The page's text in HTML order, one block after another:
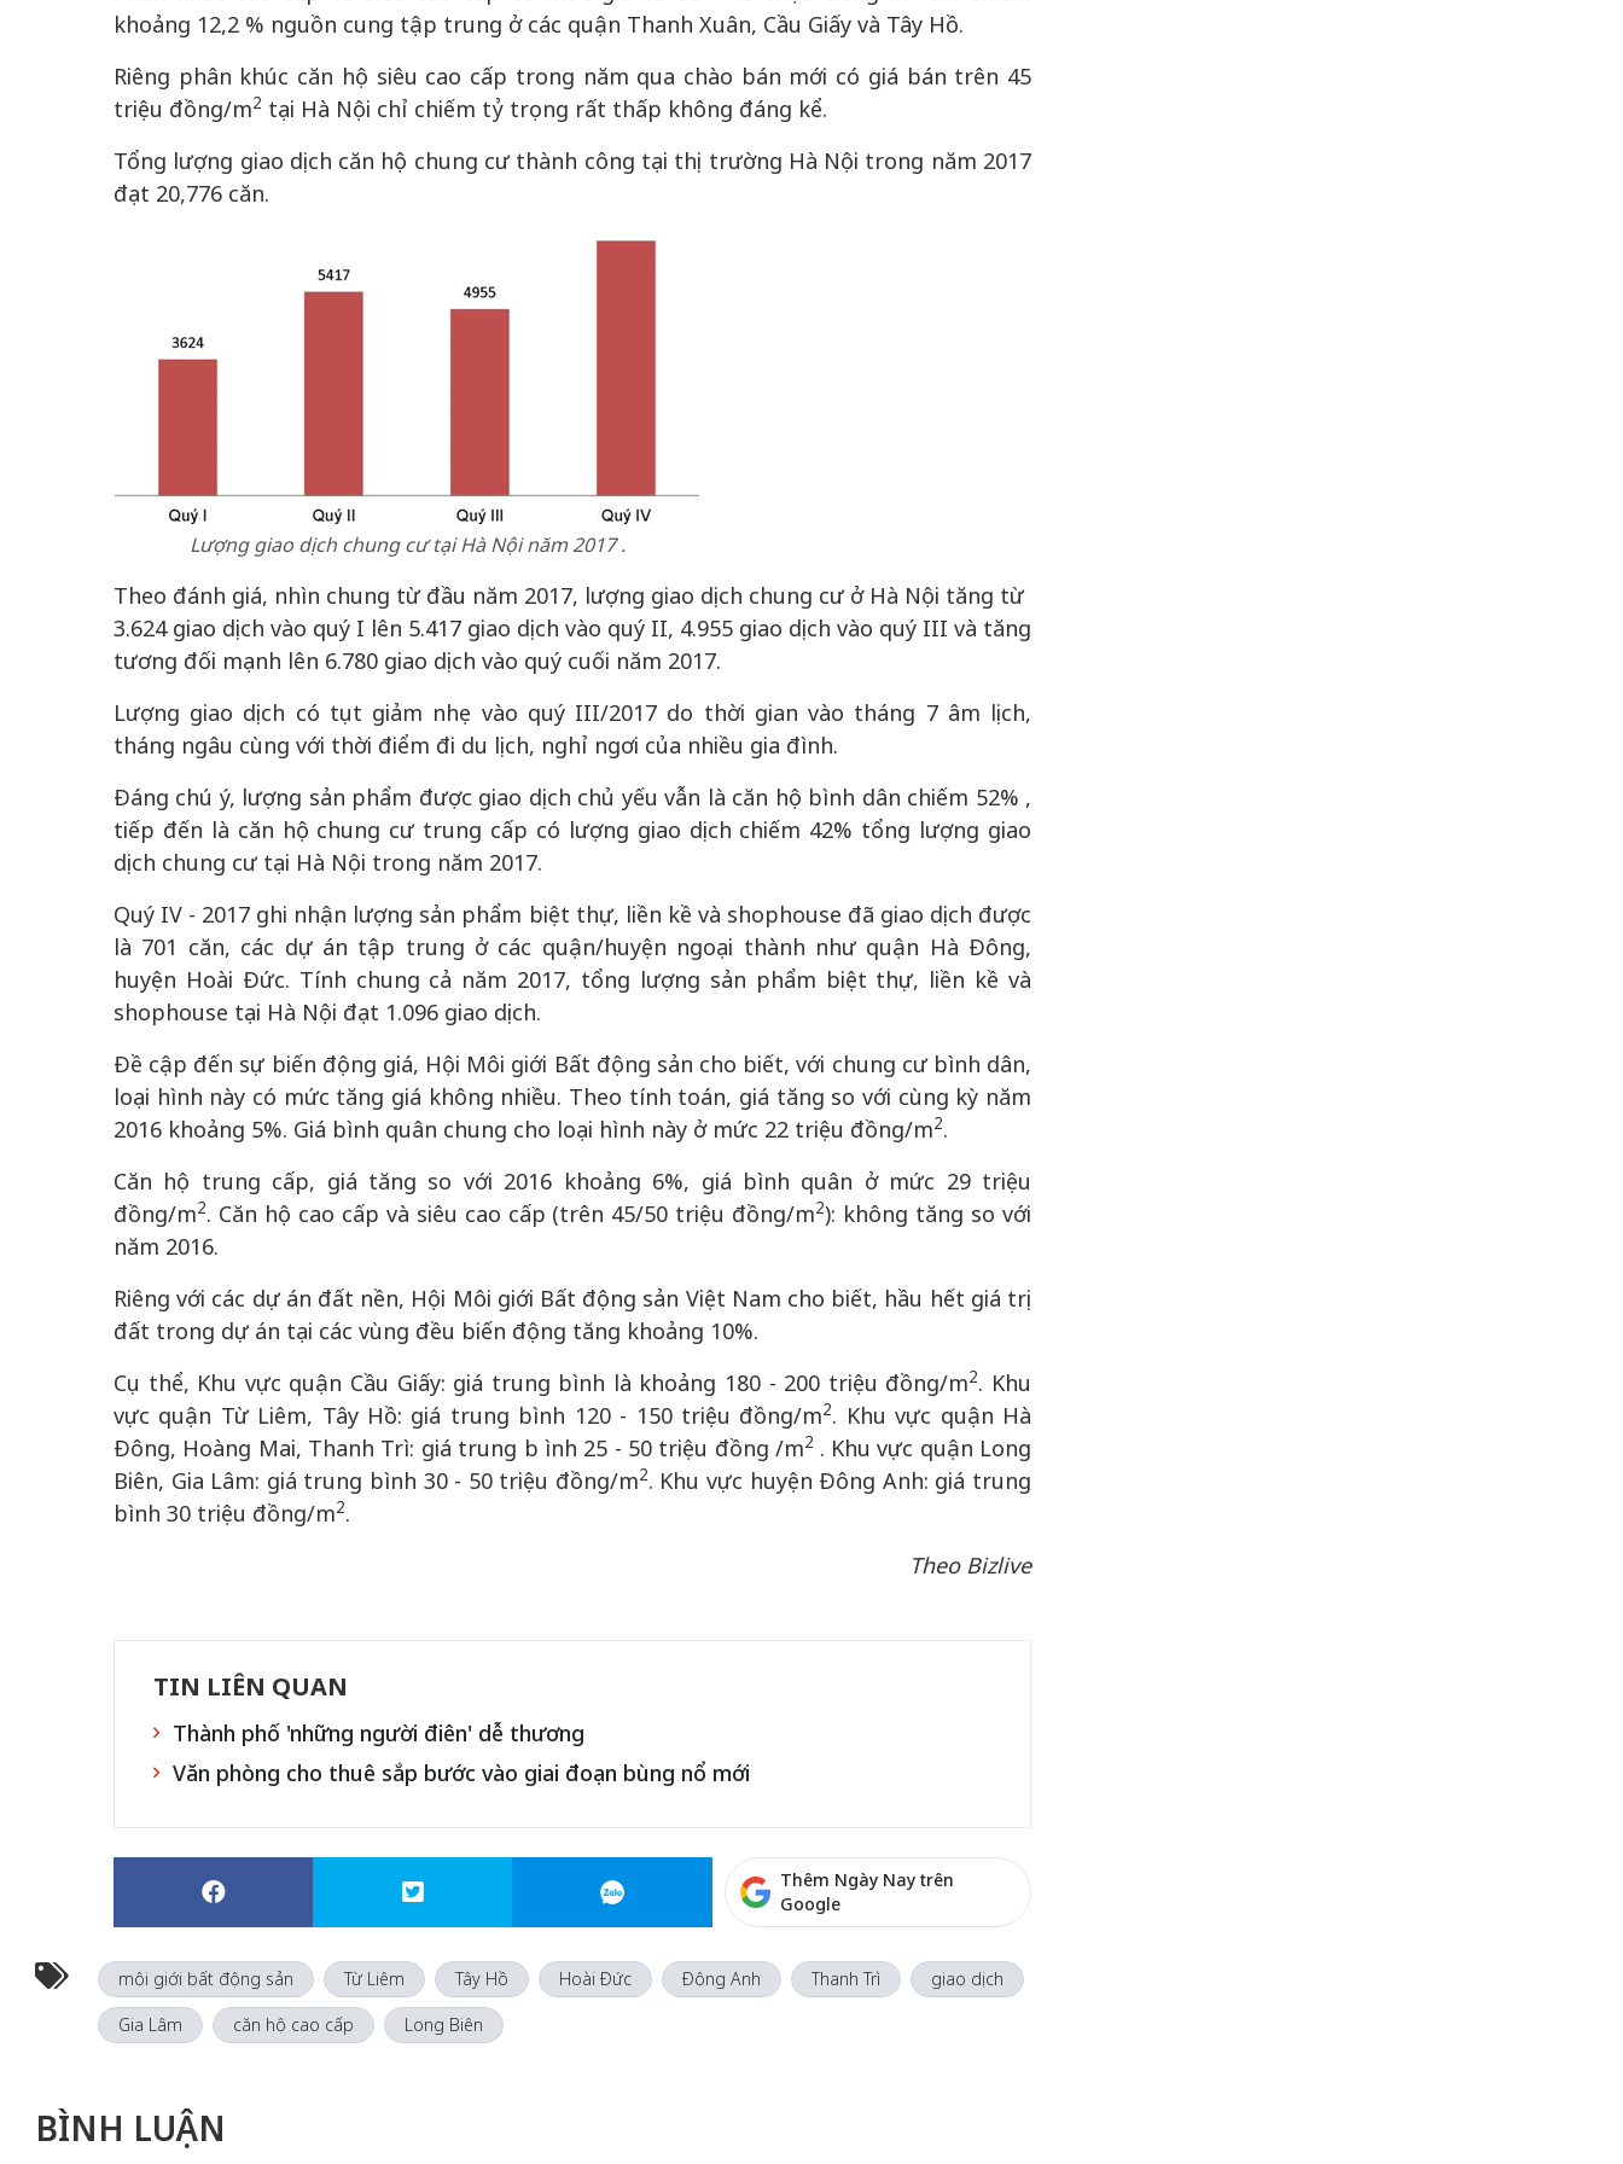
khoảng 12,2 % nguồn cung tập trung ở các quận Thanh Xuân, Cầu Giấy và Tây Hồ.
Riêng phân khúc căn hộ siêu cao cấp trong năm qua chào bán mới có giá bán trên 45
triệu đồng/m2 tại Hà Nội chỉ chiếm tỷ trọng rất thấp không đáng kể.
Tổng lượng giao dịch căn hộ chung cư thành công tại thị trường Hà Nội trong năm 2017
đạt 20,776 căn.
Lượng giao dịch chung cư tại Hà Nội năm 2017 .
Theo đánh giá, nhìn chung từ đầu năm 2017, lượng giao dịch chung cư ở Hà Nội tăng từ
3.624 giao dịch vào quý I lên 5.417 giao dịch vào quý II, 4.955 giao dịch vào quý III và tăng
tương đối mạnh lên 6.780 giao dịch vào quý cuối năm 2017.
Lượng giao dịch có tụt giảm nhẹ vào quý III/2017 do thời gian vào tháng 7 âm lịch,
tháng ngâu cùng với thời điểm đi du lịch, nghỉ ngơi của nhiều gia đình.
Đáng chú ý, lượng sản phẩm được giao dịch chủ yếu vẫn là căn hộ bình dân chiếm 52% ,
tiếp đến là căn hộ chung cư trung cấp có lượng giao dịch chiếm 42% tổng lượng giao
dịch chung cư tại Hà Nội trong năm 2017.
Quý IV - 2017 ghi nhận lượng sản phẩm biệt thự, liền kề và shophouse đã giao dịch được
là 701 căn, các dự án tập trung ở các quận/huyện ngoại thành như quận Hà Đông,
huyện Hoài Đức. Tính chung cả năm 2017, tổng lượng sản phẩm biệt thự, liền kề và
shophouse tại Hà Nội đạt 1.096 giao dịch.
Đề cập đến sự biến động giá, Hội Môi giới Bất động sản cho biết, với chung cư bình dân,
loại hình này có mức tăng giá không nhiều. Theo tính toán, giá tăng so với cùng kỳ năm
2016 khoảng 5%. Giá bình quân chung cho loại hình này ở mức 22 triệu đồng/m2.
Căn hộ trung cấp, giá tăng so với 2016 khoảng 6%, giá bình quân ở mức 29 triệu
đồng/m2. Căn hộ cao cấp và siêu cao cấp (trên 45/50 triệu đồng/m2): không tăng so với
năm 2016.
Riêng với các dự án đất nền, Hội Môi giới Bất động sản Việt Nam cho biết, hầu hết giá trị
đất trong dự án tại các vùng đều biến động tăng khoảng 10%.
Cụ thể, Khu vực quận Cầu Giấy: giá trung bình là khoảng 180 - 200 triệu đồng/m2. Khu
vực quận Từ Liêm, Tây Hồ: giá trung bình 120 - 150 triệu đồng/m2. Khu vực quận Hà
Đông, Hoàng Mai, Thanh Trì: giá trung b ình 25 - 50 triệu đồng /m2 . Khu vực quận Long
Biên, Gia Lâm: giá trung bình 30 - 50 triệu đồng/m2. Khu vực huyện Đông Anh: giá trung
bình 30 triệu đồng/m2.
Theo Bizlive
TIN LIÊN QUAN
Thành phố 'những người điên' dễ thương
Văn phòng cho thuê sắp bước vào giai đoạn bùng nổ mới
Thêm Ngày Nay trên
Google
môi giới bất động sản Từ Liêm Tây Hồ Hoài Đức Đông Anh Thanh Trì
giao dịch
Gia Lâm
căn hộ cao cấp Long Biên
BÌNH LUẬN